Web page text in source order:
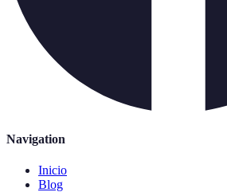
Navigation
Inicio
Blog